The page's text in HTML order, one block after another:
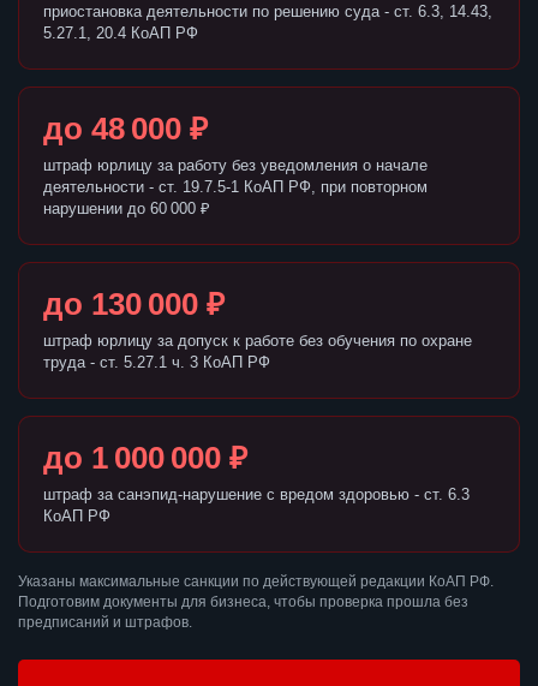
приостановка деятельности по решению суда - ст. 6.3, 14.43,
5.27.1, 20.4 КоАП РФ
до 48 000 ₽
штраф юрлицу за работу без уведомления о начале
деятельности - ст. 19.7.5-1 КоАП РФ, при повторном
нарушении до 60 000 ₽
до 130 000 ₽
штраф юрлицу за допуск к работе без обучения по охране
труда - ст. 5.27.1 ч. 3 КоАП РФ
до 1 000 000 ₽
штраф за санэпид-нарушение с вредом здоровью - ст. 6.3
КоАП РФ
Указаны максимальные санкции по действующей редакции КоАП РФ.
Подготовим документы для бизнеса, чтобы проверка прошла без
предписаний и штрафов.